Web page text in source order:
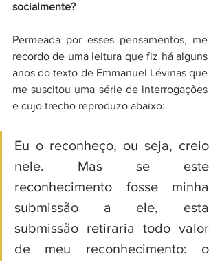
socialmente?
Permeada por esses pensamentos, me
recordo de uma leitura que fiz há alguns
anos do texto de Emmanuel Lévinas que
me suscitou uma série de interrogações
e cujo trecho reproduzo abaixo:
Eu o reconheço, ou seja, creio
nele. Mas se este
reconhecimento fosse minha
submissão a ele, esta
submissão retiraria todo valor
de meu reconhecimento: o